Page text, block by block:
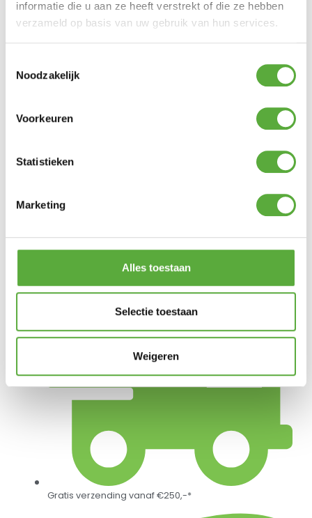
informatie die u aan ze heeft verstrekt of die ze hebben
verzameld op basis van uw gebruik van hun services.
Noodzakelijk
Voorkeuren
Statistieken
Marketing
Alles toestaan
Selectie toestaan
Weigeren
Merk
Biohort
Materiaal
Hoogte
EAN
Gratis verzending vanaf €250,-*